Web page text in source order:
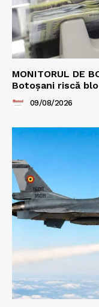
MONITORUL DE
Botoșani riscă
09/08/2026